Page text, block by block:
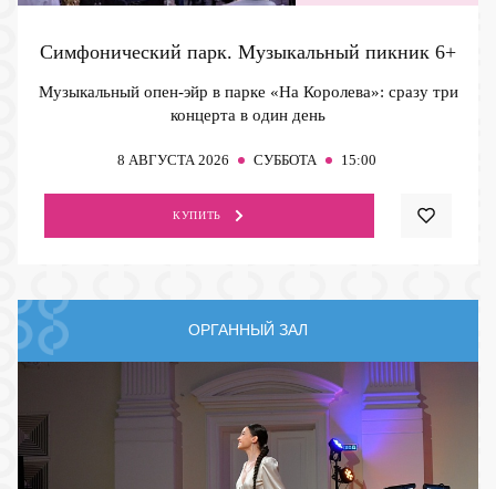
Симфонический парк. Музыкальный пикник 6+
Музыкальный опен-эйр в парке «На Королева»: сразу три
концерта в один день
8 АВГУСТА 2026 СУББОТА 15:00
КУПИТЬ
ОРГАННЫЙ ЗАЛ